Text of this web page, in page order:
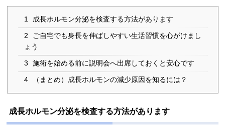
1 成長ホルモン分泌を検査する方法があります
2
ご自宅でも身長を伸ばしやすい生活習慣を心がけまし
ょう
3 施術を始める前に説明会へ出席しておくと安心です
4 （まとめ）成長ホルモンの減少原因を知るには？
成長ホルモン分泌を検査する方法があります